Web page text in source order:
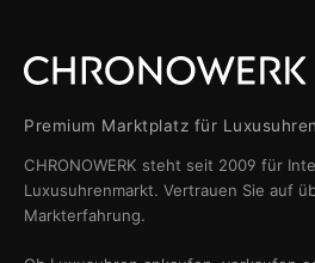
Premium Marktplatz für Luxusuhren
CHRONOWERK steht seit 2009 für
Luxusuhrenmarkt. Vertrauen Sie auf
Markterfahrung.